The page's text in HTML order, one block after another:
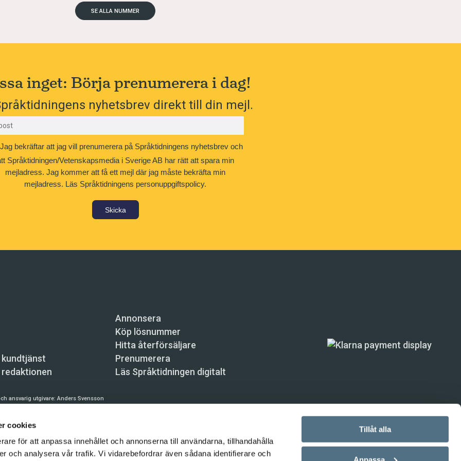
cookies
för att anpassa innehållet och annonserna till användarna, tillhandahålla
och analysera vår trafik. Vi vidarebefordrar även sådana identifierare och
Tillåt alla
SE ALLA NUMMER
inget: Börja prenumerera i dag!
nyhetsbrev direkt till din mejl.
Jag bekräftar att jag vill prenumerera på Språktidningens nyhetsbrev och
Språktidningen/Vetenskapsmedia i Sverige AB har rätt att spara min
mejladress. Jag kommer att få ett mejl där jag måste bekräfta min
mejladress. Läs Språktidningens personuppgiftspolicy.
Skicka
Annonsera
Köp lösnummer
Hitta återförsäljare
Prenumerera
Läs Språktidningen digitalt
ansvarig utgivare:Anders Svensson
automatiska tjänster och maskinläsbara metoder (robotar, spiders, indexering och liknande) är inte